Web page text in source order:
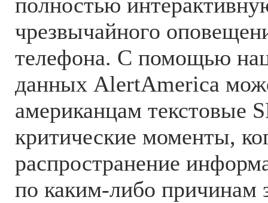
чрезвычайного
телефона. С помощью
данных AlertAmerica
американцам текстовые
критические моменты,
распространение
по каким-либо причинам